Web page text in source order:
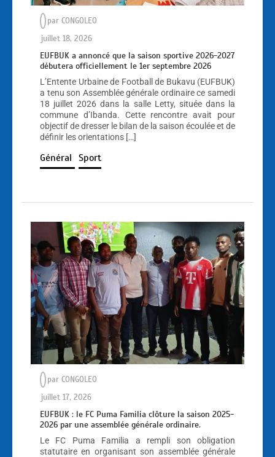
par CONGOLEO
juillet 18, 2026
EUFBUK a annoncé que la saison sportive 2026-2027
débutera officiellement le 1er septembre 2026
L’Entente Urbaine de Football de Bukavu (EUFBUK)
a tenu son Assemblée générale ordinaire ce samedi
18 juillet 2026 dans la salle Letty, située dans la
commune d’Ibanda. Cette rencontre avait pour
objectif de dresser le bilan de la saison écoulée et de
définir les orientations […]
Général Sport
par CONGOLEO
juillet 17, 2026
EUFBUK : le FC Puma Familia clôture la saison 2025-
2026 par une assemblée générale ordinaire.
Le FC Puma Familia a rempli son obligation
statutaire en organisant son assemblée générale